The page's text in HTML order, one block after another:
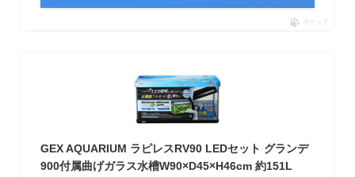
ポチップ
GEX AQUARIUM ラピレスRV90 LEDセット グランデ
900付属曲げガラス水槽W90×D45×H46cm 約151L